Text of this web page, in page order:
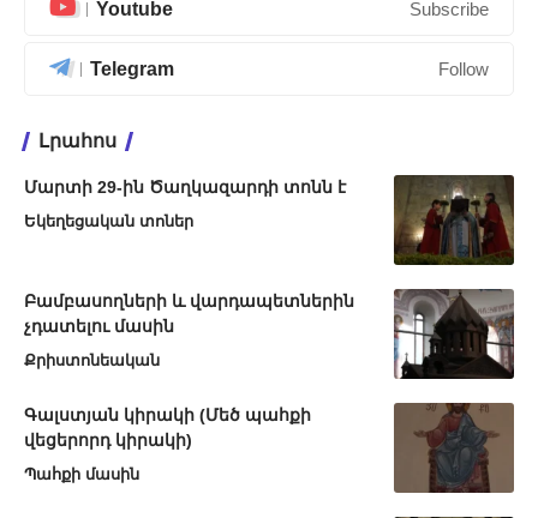
Youtube Subscribe
Telegram Follow
Լրահոս
Մարտի 29-ին Ծաղկազարդի տոնն է
Եկեղեցական տոներ
Բամբասողների և վարդապետներին
չդատելու մասին
Քրիստոնեական
Գալստյան կիրակի (Մեծ պահքի
վեցերորդ կիրակի)
Պահքի մասին